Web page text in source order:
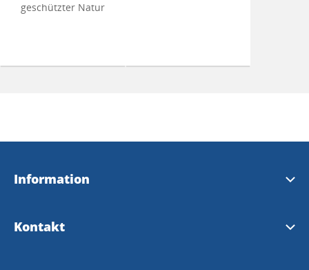
geschützter Natur
Information
Brochure touristique 2026 (en anglais)
Kontakt